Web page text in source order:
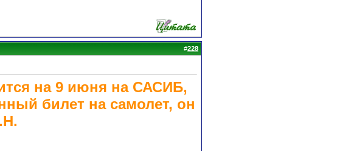
#228
на 9 июня на САСИБ,
билет на самолет, он